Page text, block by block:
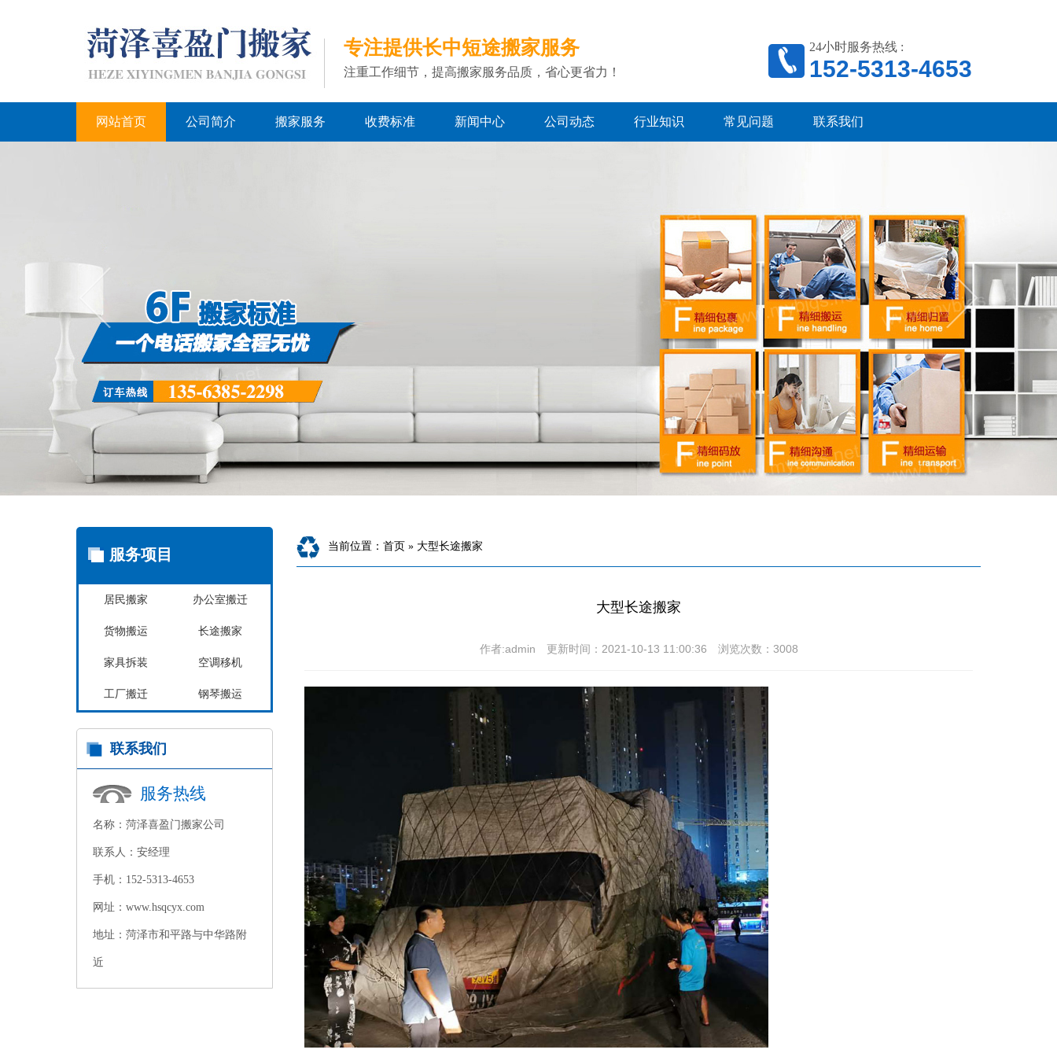
专注提供长中短途搬家服务
注重工作细节，提高搬家服务品质，省心更省力！
24小时服务热线 :
152-5313-4653
网站首页 公司简介 搬家服务 收费标准 新闻中心 公司动态 行业知识 常见问题 联系我们
服务项目
居民搬家 办公室搬迁
货物搬运 长途搬家
家具拆装 空调移机
工厂搬迁 钢琴搬运
联系我们
服务热线
名称：菏泽喜盈门搬家公司
联系人：安经理
手机：152-5313-4653
网址：www.hsqcyx.com
地址：菏泽市和平路与中华路附
近
当前位置：首页 » 大型长途搬家
大型长途搬家
作者:admin 更新时间：2021-10-13 11:00:36 浏览次数： 3008